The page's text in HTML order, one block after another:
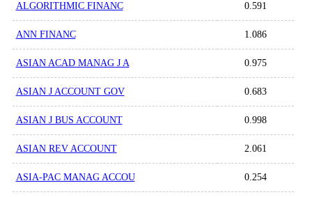
ALGORITHMIC FINANC 0.591
ANN FINANC 1.086
ASIAN ACAD MANAG J A 0.975
ASIAN J ACCOUNT GOV 0.683
ASIAN J BUS ACCOUNT 0.998
ASIAN REV ACCOUNT 2.061
ASIA-PAC MANAG ACCOU 0.254